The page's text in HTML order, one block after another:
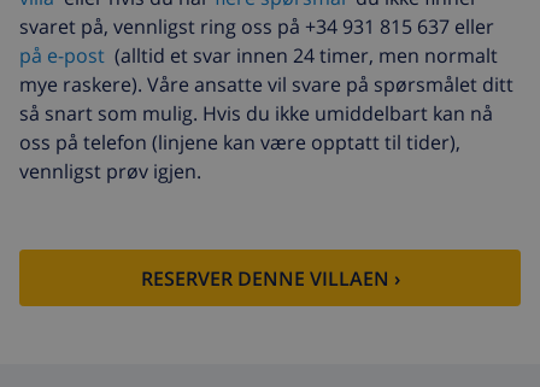
Kjæledyr
USD 46,91
Ekstra seng
USD 14,07 per dag
Avbestillingsdepositum:
4.80% av totalbeløp
svaret på, vennligst ring oss på +34 931 815 637 eller
på e-post (alltid et svar innen 24 timer, men normalt
mye raskere). Våre ansatte vil svare på spørsmålet ditt
så snart som mulig. Hvis du ikke umiddelbart kan nå
oss på telefon (linjene kan være opptatt til tider),
vennligst prøv igjen.
RESERVER DENNE VILLAEN ›